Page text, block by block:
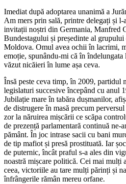
Imediat după adoptarea unanimă a
Am mers prin sală, printre delegați și
invitații noștri din Germania, Manfred
Bundestagului și președinte al
Moldova. Omul avea ochii în lacrimi,
emoție, spunându-mi că în
văzut nicăieri în lume așa ceva.
Însă peste ceva timp, în 2009, partidul
legislaturi succesive începând cu anul
Jubilație mare în tabăra dușmanilor,
de distrugere în masă precum
zor la năruirea mișcării ce scăpa
de prezență parlamentară continuă ne-
pământ. În joc intrase sacii cu bani
de tip mafiot și presă prostituată. Iar
de puternic, încât praful s-a ales din
noastră mișcare politică. Cei mai mulți
ceea, victoriile au tare mulți părinți și
înfrângerile rămân mereu orfane.